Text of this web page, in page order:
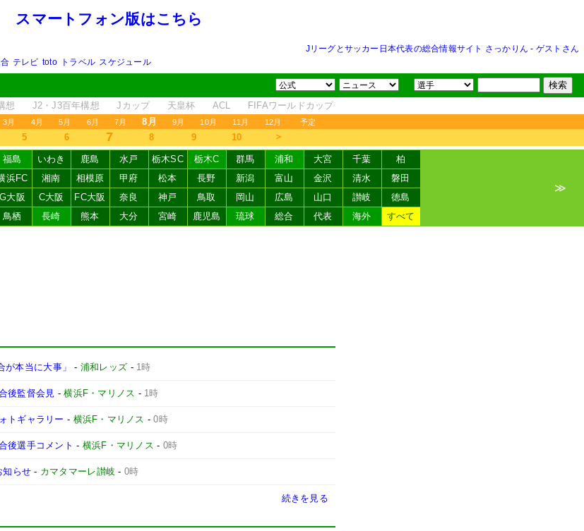
スマートフォン版はこちら
Jリーグとサッカー日本代表の総合情報サイト さっかりん - ゲストさん
テレビ toto トラベル スケジュール
想 J2・J3百年構想 Jカップ 天皇杯 ACL FIFAワールドカップ
3月 4月 5月 6月 7月 8月 9月 10月 11月 12月 予定
5 6 7 8 9 10 ＞
福島 いわき 鹿島 水戸 栃木SC 栃木C 群馬 浦和 大宮 千葉
柏
浜FC 湘南 相模原 甲府 松本 長野 新潟 富山 金沢 清水
磐田
G大阪 C大阪 FC大阪 奈良 神戸 鳥取 岡山 広島 山口 讃岐
徳島
鳥栖 長崎 熊本 大分 宮崎 鹿児島 琉球 総合 代表 海外 すべて
≫
本当に大事」 - 浦和レッズ - 1時
後監督会見 -横浜F・マリノス - 1時
トギャラリー - 横浜F・マリノス -0時
後選手コメント - 横浜F・マリノス - 0時
知らせ - カマタマーレ讃岐 - 0時
続きを見る